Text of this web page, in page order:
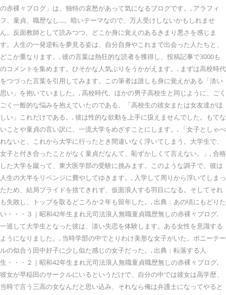
の赤裸々ブログ」は、独特の哀愁があって気になるブログです。, アラフィ
フ、童貞、職歴なし…。暗いテーマなので、万人受けしないかもしれませ
ん。反面教師として読みつつ、どこか身に覚えのあるきまり悪さを感じま
す。人生の一発逆転を夢見る姿は、自分自身やこれまで出会った人たちと、
どこか重なります。, 彼の言葉は熱狂的な読者を獲得し、投稿記事で3000も
のコメントを集めます。ひそかな人気ぶりをうかがえます。, まずは高校時代
をつづった言葉を引用してみます。この筆者は誰しも身に覚えがある「淡い
思い」を抱いていました。, 高校時代、ほかの男子高校生と同じように、ごく
ごく一般的な悩みを抱えていたのである。「高校生の彼女または女友達がほ
しい」これだけである。, 彼は性的な欲動を上手に扱えませんでした。もてな
いことや童貞の言い訳に、一流大学をめざすことにします。, 「女子としゃべ
れないと、これから大学に行ったとき間違いなく浮いてしまう。大学生で、
女子と付き合ったことがなく童貞だなんて、恥ずかしくて言えない。」, 合格
した大学を蹴って、東大医学部の受験に挑みます。このような調子で、彼は
人生の大半をリベンジに費やしてゆきます。, 入学して周りから浮いてしまっ
たため、結局プライドを捨てきれず、仮面浪人する羽目になる。そしてそれ
も失敗し、トップを取るどころか２年も留年した。, 出典：あの頃にもどりた
い・・・３｜昭和42年生まれ元司法浪人無職童貞職歴無しの赤裸々ブログ,
一巡して大学生となった彼は、淡い失恋を体験します。ある女性を意識する
ようになりました。, 当時学部の中でとりわけ美形な女子がいた。ポニーテー
ルの似合う田中好子に少し似た感じの女子だった。, 出典：転落する人
生・・・２｜昭和42年生まれ元司法浪人無職童貞職歴無しの赤裸々ブログ,
彼女が早稲田のサークルにいるというだけで、自分の中では彼女は高学歴、
当時で言う三高の女なんだと思い込み、それなら俺は弁護士になってやると